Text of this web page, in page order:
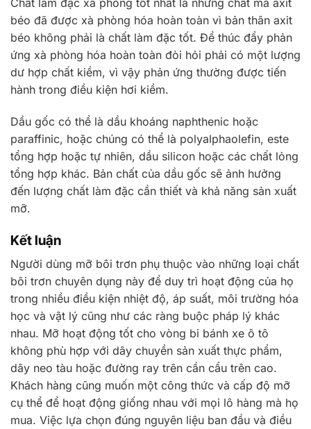
Chất làm đặc xà phòng tốt nhất là những chất mà axit
béo đã được xà phòng hóa hoàn toàn vì bản thân axit
béo không phải là chất làm đặc tốt. Để thúc đẩy phản
ứng xà phòng hóa hoàn toàn đòi hỏi phải có một lượng
dư hợp chất kiềm, vì vậy phản ứng thường được tiến
hành trong điều kiện hơi kiềm.
Dầu gốc có thể là dầu khoáng naphthenic hoặc
paraffinic, hoặc chúng có thể là polyalphaolefin, este
tổng hợp hoặc tự nhiên, dầu silicon hoặc các chất lỏng
tổng hợp khác. Bản chất của dầu gốc sẽ ảnh hưởng
đến lượng chất làm đặc cần thiết và khả năng sản xuất
mỡ.
Kết luận
Người dùng mỡ bôi trơn phụ thuộc vào những loại chất
bôi trơn chuyên dụng này để duy trì hoạt động của họ
trong nhiều điều kiện nhiệt độ, áp suất, môi trường hóa
học và vật lý cũng như các ràng buộc pháp lý khác
nhau. Mỡ hoạt động tốt cho vòng bi bánh xe ô tô
không phù hợp với dây chuyền sản xuất thực phẩm,
dây neo tàu hoặc đường ray trên cần cẩu trên cao.
Khách hàng cũng muốn một công thức và cấp độ mỡ
cụ thể để hoạt động giống nhau với mọi lô hàng mà họ
mua. Việc lựa chọn đúng nguyên liệu ban đầu và điều